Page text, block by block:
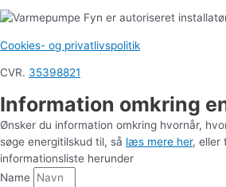
Cookies- og privatlivspolitik
CVR. 35398821
Information omkring
Ønsker du information omkring hvornår,
søge energitilskud til, så læs mere her, eller
informationsliste herunder
Name